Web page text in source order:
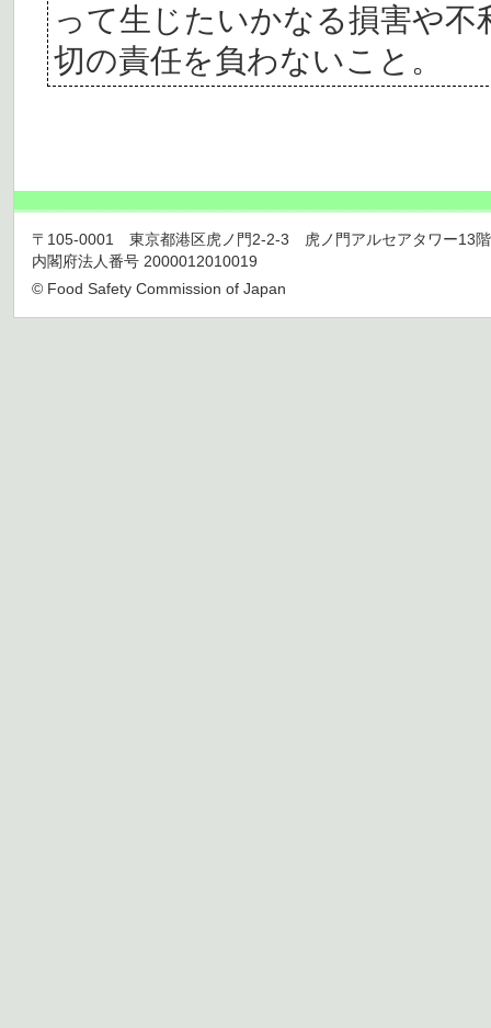
って生じたいかなる損害や
切の責任を負わないこと。
〒105-0001 東京都港区虎ノ門2-2-3 虎ノ門アルセアタワー13
内閣府法人番号 2000012010019
© Food Safety Commission of Japan